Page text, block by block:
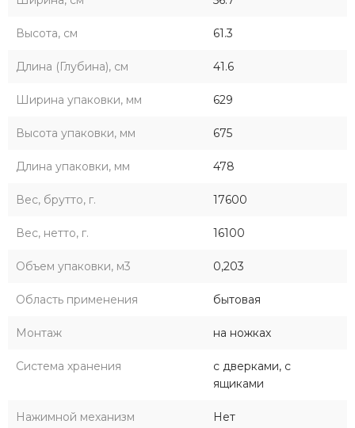
Высота, см 61.3
Длина (Глубина), см 41.6
Ширина упаковки, мм 629
Высота упаковки, мм 675
Длина упаковки, мм 478
Вес, брутто, г. 17600
Вес, нетто, г. 16100
Объем упаковки, м3 0,203
Область применения бытовая
Монтаж на ножках
Система хранения
с дверками, с
ящиками
Нажимной механизм
Нет